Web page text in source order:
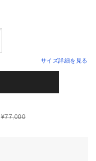
サイズ詳細を見る
¥77,000